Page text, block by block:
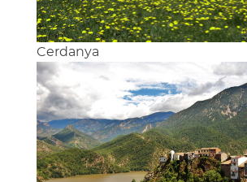
Cerdanya